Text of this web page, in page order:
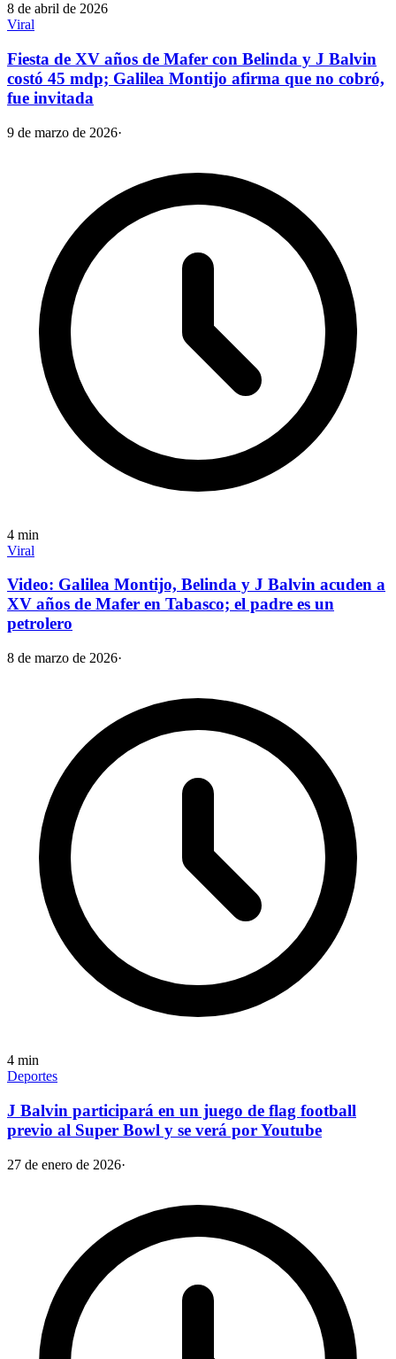
8 de abril de 2026
Viral
Fiesta de XV años de Mafer con Belinda y J Balvin
costó 45 mdp; Galilea Montijo afirma que no cobró,
fue invitada
9 de marzo de 2026·
4 min
Viral
Video: Galilea Montijo, Belinda y J Balvin acuden a
XV años de Mafer en Tabasco; el padre es un
petrolero
8 de marzo de 2026·
4 min
Deportes
J Balvin participará en un juego de flag football
previo al Super Bowl y se verá por Youtube
27 de enero de 2026·